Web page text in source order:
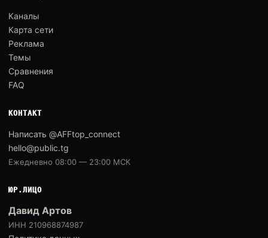
Каналы
Карта сети
Реклама
Темы
Сравнения
FAQ
КОНТАКТ
Написать @AFFtop_connect
hello@public.tg
Ежедневно 08:00 — 23:00 МСК
ЮР.ЛИЦО
Давид Артов
ИНН 210968874987